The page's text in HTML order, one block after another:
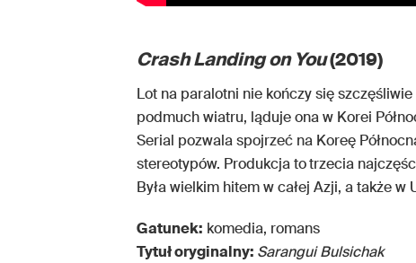
Crash Landing on You(2019)
Lot na paralotni nie kończy się
podmuch wiatru, ląduje ona w Korei
Serial pozwala spojrzeć na Koreę
stereotypów. Produkcja totrzecia
Była wielkim hitem w całej Azji, a także w
Gatunek: komedia, romans
Tytuł oryginalny: Sarangui Bulsichak